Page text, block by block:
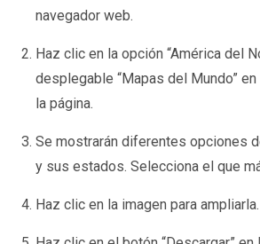
navegador web.
Haz clic en la opción “América del
desplegable “Mapas del Mundo”
la página.
Se mostrarán diferentes opciones
y sus estados. Selecciona el que
Haz clic en la imagen para ampliarla.